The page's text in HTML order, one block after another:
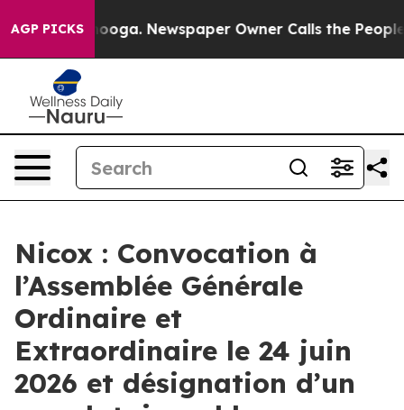
AGP PICKS Newspaper Owner Calls the People
Nicox : Convocation à
l’Assemblée Générale
Ordinaire et
Extraordinaire le 24 juin
2026 et désignation d’un